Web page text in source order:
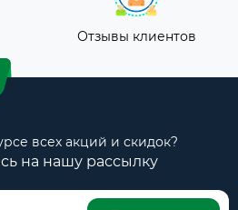
Отзывы клиентов
всех акций и скидок?
на нашу рассылку